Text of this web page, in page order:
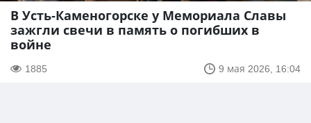
В Усть-Каменогорске у Мемориала Славы
зажгли свечи в память о погибших в
войне
1885 9 мая 2026, 16:04